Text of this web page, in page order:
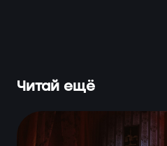
Читай ещё